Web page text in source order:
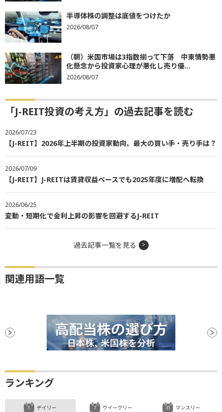
半導体株の調整は底値をつけたか
2026/08/07
（朝）米国市場は3指数揃って下落 中東情勢悪
化懸念から投資家心理が悪化し売り優...
2026/08/07
「J-REIT投資の考え方」の過去記事を読む
2026/07/23
【J-REIT】2026年上半期の投資家動向、最大の買い手・売り手は？
2026/07/09
【J-REIT】J-REITは賃貸収益ベースでも2025年度に増配へ転換
2026/06/25
変動・短期化で金利上昇の影響を回避するJ-REIT
過去記事一覧を見る
関連用語一覧
ランキング
デイリー ウイークリー マンスリー